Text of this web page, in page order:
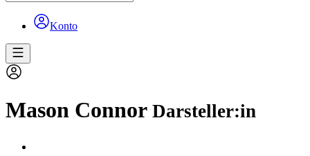
Konto
Mason Connor Darsteller:in